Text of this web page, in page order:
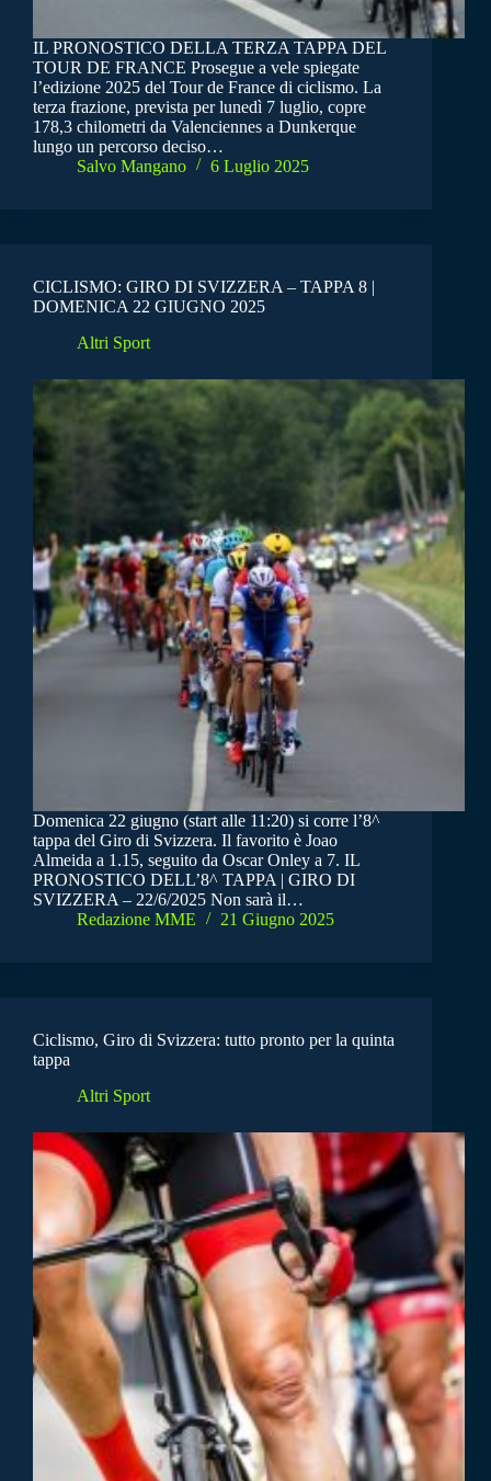
IL PRONOSTICO DELLA TERZA TAPPA DEL
TOUR DE FRANCE Prosegue a vele spiegate
l’edizione 2025 del Tour de France di ciclismo. La
terza frazione, prevista per lunedì 7 luglio, copre
178,3 chilometri da Valenciennes a Dunkerque
lungo un percorso deciso…
Salvo Mangano
6 Luglio 2025
CICLISMO: GIRO DI SVIZZERA – TAPPA 8 |
DOMENICA 22 GIUGNO 2025
Altri Sport
Domenica 22 giugno (start alle 11:20) si corre l’8^
tappa del Giro di Svizzera. Il favorito è Joao
Almeida a 1.15, seguito da Oscar Onley a 7. IL
PRONOSTICO DELL’8^ TAPPA | GIRO DI
SVIZZERA – 22/6/2025 Non sarà il…
Redazione MME
21 Giugno 2025
Ciclismo, Giro di Svizzera: tutto pronto per la quinta
tappa
Altri Sport